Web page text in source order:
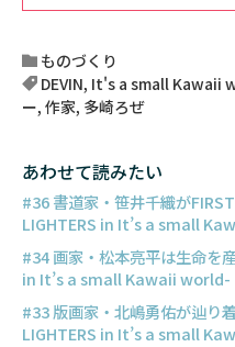
ものづくり
DEVIN, It's a small Kawaii
ー, 作家, 多崎ろぜ
あわせて読みたい
#36 書道家・笹井千織が
LIGHTERS in It’s a small
#34 画家・松本亮平は生命を
in It’s a small Kawaii world-
#33 版画家・北嶋勇佑が辿り
LIGHTERS in It’s a small